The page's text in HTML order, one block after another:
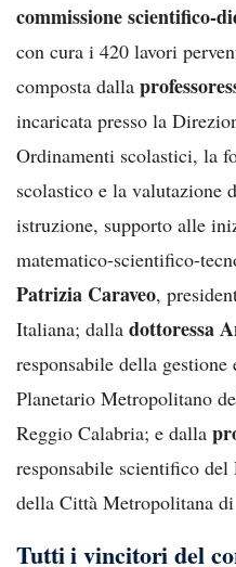
commissione scientifico-
con cura i 420 lavori
composta dalla
incaricata presso la
Ordinamenti scolastici, la
scolastico e la valutazione
istruzione, supporto alle
matematico-scientifico-
Patrizia Caraveo,
Italiana; dalla dottoressa
responsabile della
Planetario Metropolitano
Reggio Calabria; e dalla
responsabile scientifico
della Città Metropolitana
Tutti i vincitori del